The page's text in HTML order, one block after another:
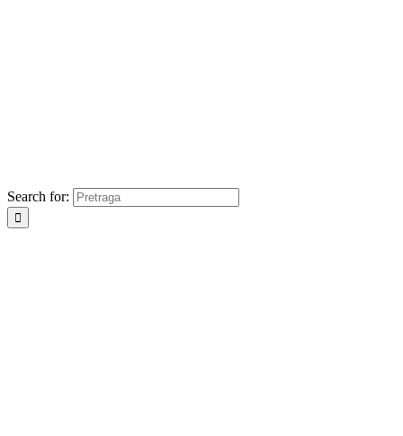
Search for: